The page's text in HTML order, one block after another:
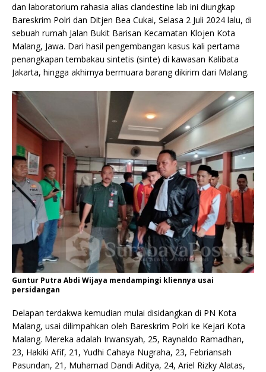
dan laboratorium rahasia alias clandestine lab ini diungkap
Bareskrim Polri dan Ditjen Bea Cukai, Selasa 2 Juli 2024 lalu, di
sebuah rumah Jalan Bukit Barisan Kecamatan Klojen Kota
Malang, Jawa. Dari hasil pengembangan kasus kali pertama
penangkapan tembakau sintetis (sinte) di kawasan Kalibata
Jakarta, hingga akhirnya bermuara barang dikirim dari Malang.
Guntur Putra Abdi Wijaya mendampingi kliennya usai
persidangan
Delapan terdakwa kemudian mulai disidangkan di PN Kota
Malang, usai dilimpahkan oleh Bareskrim Polri ke Kejari Kota
Malang. Mereka adalah Irwansyah, 25, Raynaldo Ramadhan,
23, Hakiki Afif, 21, Yudhi Cahaya Nugraha, 23, Febriansah
Pasundan, 21, Muhamad Dandi Aditya, 24, Ariel Rizky Alatas,